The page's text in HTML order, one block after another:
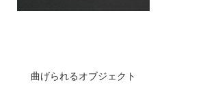
曲げられるオブジェクト